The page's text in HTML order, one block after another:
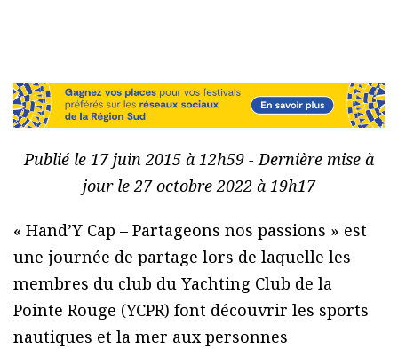
Publié le 17 juin 2015 à 12h59 - Dernière mise à
jour le 27 octobre 2022 à 19h17
« Hand’Y Cap – Partageons nos passions » est
une journée de partage lors de laquelle les
membres du club du Yachting Club de la
Pointe Rouge (YCPR) font découvrir les sports
nautiques et la mer aux personnes